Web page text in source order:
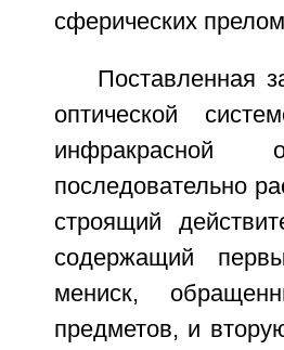
сферических
Поставленная
оптической
инфракрасной
последовательно
строящий
содержащий
мениск,
предметов, и